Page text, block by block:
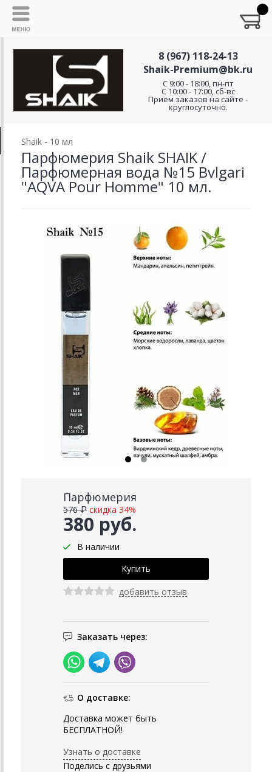
8 (967) 118-24-13
Shaik-Premium@bk.ru
C 9:00 - 18:00, пн-пт
С 10:00 - 17:00, сб-вс
Приём заказов на сайте -
круглосуточно.
Shaik - 10 мл
Парфюмерия Shaik SHAIK /
Парфюмерная вода №15 Bvlgari
"AQVA Pour Homme" 10 мл.
Парфюмерия
380 руб.
576 ₽ скидка 34%
В наличии
добавить отзыв
Заказать через:
О доставке:
Доставка может быть
БЕСПЛАТНОЙ!
Узнать о доставке
Поделись с друзьями